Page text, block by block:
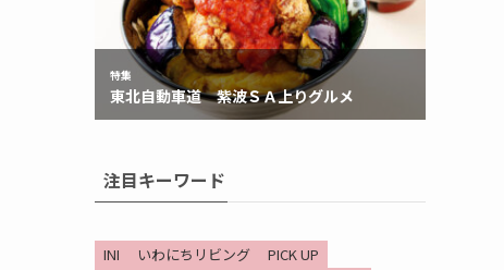
注目キーワード
INI いわにちリビング
PICK UP